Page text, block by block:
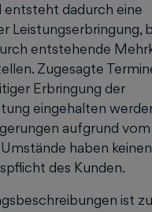
entsteht dadurch eine
Leistungserbringung,
entstehende
Zugesagte
Erbringung der
eingehalten
aufgrund
haben
des Kunden.
ist zu